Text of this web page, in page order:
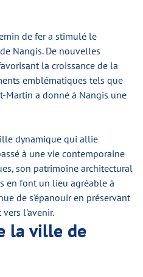
de fer a stimulé le
Nangis. De nouvelles
la croissance de la
emblématiques tels que
a donné à Nangis une
dynamique qui allie
à une vie contemporaine
son patrimoine architectural
en font un lieu agréable à
de s'épanouir en préservant
l'avenir.
la ville de